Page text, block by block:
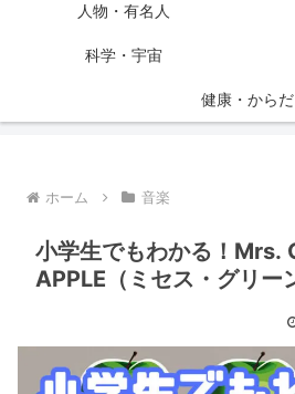
人物・有名人
科学・宇宙
健康・からだ
ホーム 音楽
小学生でもわかる！Mrs.
APPLE（ミセス・グリー